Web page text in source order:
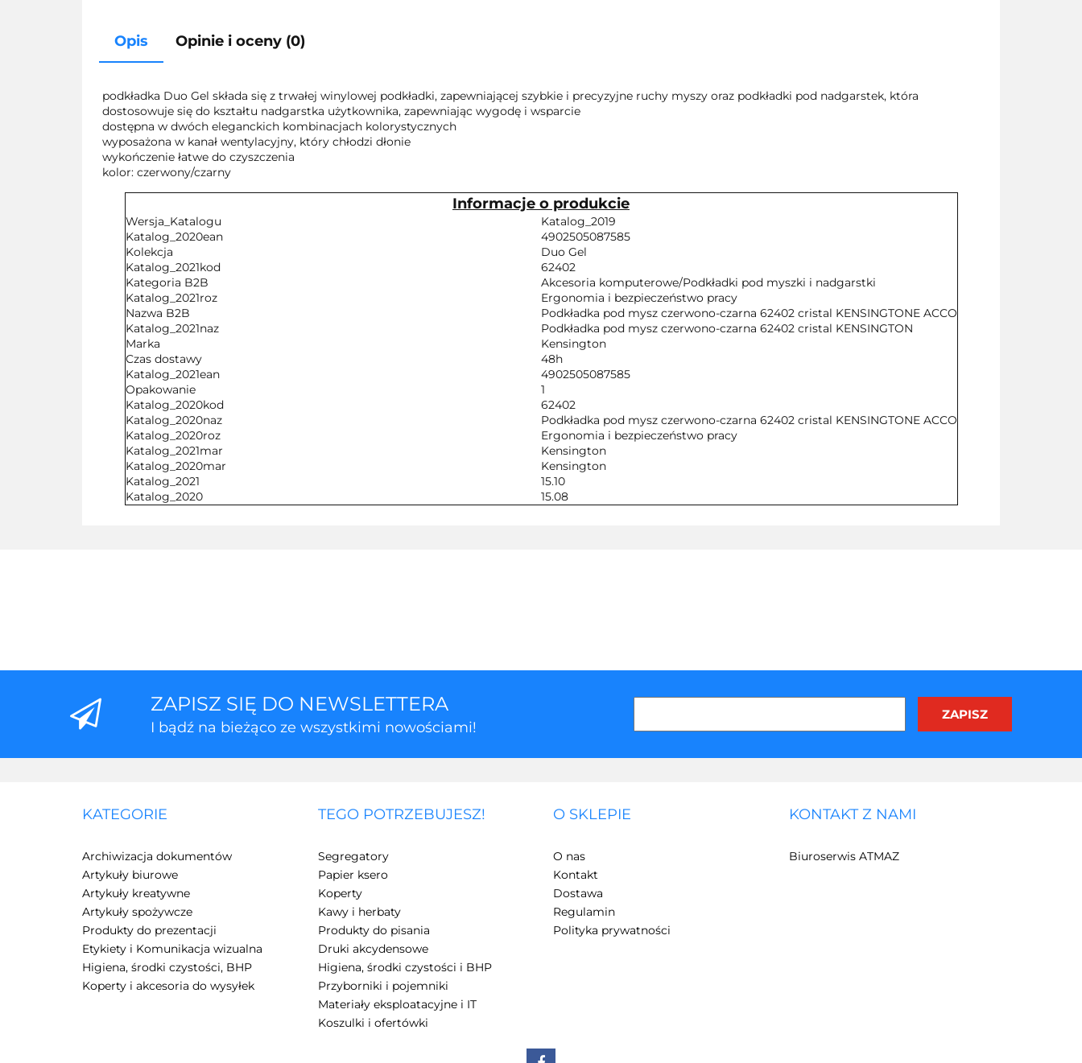
Opis Opinie i oceny (0)
podkładka Duo Gel składa się z trwałej winylowej podkładki, zapewniającej szybkie i precyzyjne ruchy myszy oraz podkładki pod nadgarstek, która
dostosowuje się do kształtu nadgarstka użytkownika, zapewniając wygodę i wsparcie
dostępna w dwóch eleganckich kombinacjach kolorystycznych
wyposażona w kanał wentylacyjny, który chłodzi dłonie
wykończenie łatwe do czyszczenia
kolor: czerwony/czarny
Informacje o produkcie
Wersja_Katalogu
Katalog_2019
Katalog_2020ean
4902505087585
Kolekcja
Duo Gel
Katalog_2021kod
62402
Kategoria B2B
Akcesoria komputerowe/Podkładki pod myszki i nadgarstki
Katalog_2021roz
Ergonomia i bezpieczeństwo pracy
Nazwa B2B
Podkładka pod mysz czerwono-czarna 62402 cristal KENSINGTONE ACCO
Katalog_2021naz
Podkładka pod mysz czerwono-czarna 62402 cristal KENSINGTON
Marka
Kensington
Czas dostawy
48h
Katalog_2021ean
4902505087585
Opakowanie
1
Katalog_2020kod
62402
Katalog_2020naz
Podkładka pod mysz czerwono-czarna 62402 cristal KENSINGTONE ACCO
Katalog_2020roz
Ergonomia i bezpieczeństwo pracy
Katalog_2021mar
Kensington
Katalog_2020mar
Kensington
Katalog_2021
15.10
Katalog_2020
15.08
ZAPISZ SIĘ DO NEWSLETTERA
I bądź na bieżąco ze wszystkimi nowościami!
KATEGORIE
Archiwizacja dokumentów
Artykuły biurowe
Artykuły kreatywne
Artykuły spożywcze
Produkty do prezentacji
Etykiety i Komunikacja wizualna
Higiena, środki czystości, BHP
Koperty i akcesoria do wysyłek
TEGO POTRZEBUJESZ!
Segregatory
Papier ksero
Koperty
Kawy i herbaty
Produkty do pisania
Druki akcydensowe
Higiena, środki czystości i BHP
Przyborniki i pojemniki
Materiały eksploatacyjne i IT
Koszulki i ofertówki
O SKLEPIE
O nas
Kontakt
Dostawa
Regulamin
Polityka prywatności
KONTAKT Z NAMI
Biuroserwis ATMAZ